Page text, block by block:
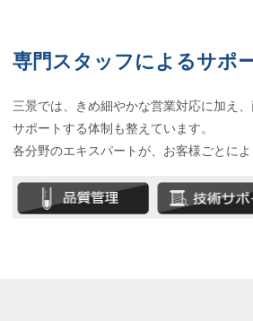
専門スタッフによるサポ
三景では、きめ細やかな営業対応に加え
サポートする体制も整えています。
各分野のエキスパートが、お客様ごとに